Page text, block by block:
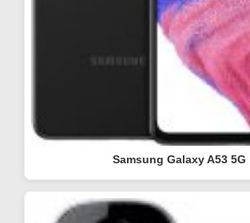
Samsung Galaxy A53 5G